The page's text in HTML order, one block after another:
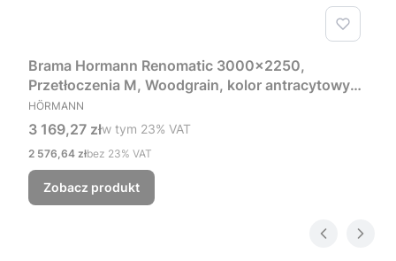
Brama Hormann Renomatic 3000x2250,
Przetłoczenia M, Woodgrain, kolor antracytowy
RAL 7016 + Prowadzenie Z
PRODUCENT
HÖRMANN
Cena brutto
3 169,27 złw tym %s VAT
w tym 23% VAT
Cena netto
2 576,64 złbez 23% VAT
Zobacz produkt